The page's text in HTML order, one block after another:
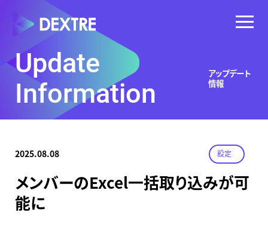
Update
Information
アップデート
情報
2025.08.08 設定
メンバーのExcel一括取り込みが可
能に